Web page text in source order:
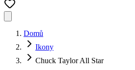
Domů
Ikony
Chuck Taylor All Star